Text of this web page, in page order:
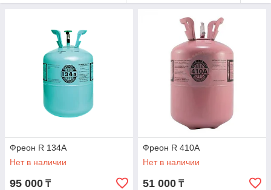
Фреон R 134А
Нет в наличии
95 000 ₸
Фреон R 410А
Нет в наличии
51 000 ₸